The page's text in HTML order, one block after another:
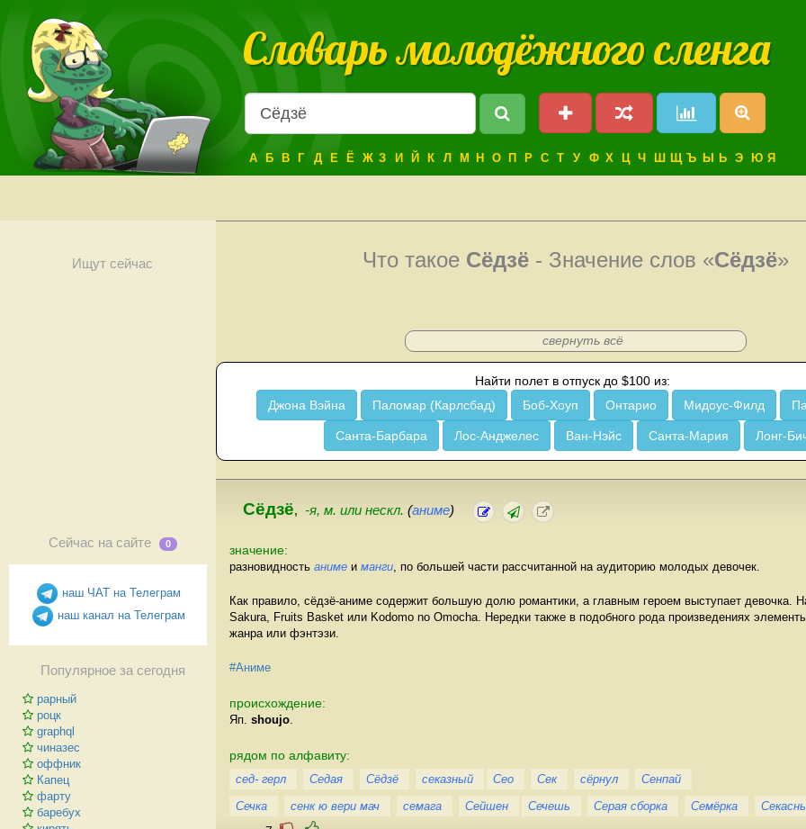
Словарь молодёжного сленга
А Б В Г Д Е Ё Ж З И Й К Л М Н О П Р С Т У Ф Х Ц Ч Ш Щ Ъ Ы Ь Э Ю Я
Ищут сейчас
Сейчас на сайте 0
наш ЧАТ на Телеграм
наш канал на Телеграм
Популярное за сегодня
рарный
роцк
graphql
чиназес
оффник
Капец
фарту
баребух
Что такое Сёдзё - Значение слов «Сёдзё»
свернуть всё
Найти полет в отпуск до $100 из:
Джона Вэйна
Паломар (Карлсбад) Боб-Хоуп Онтарио Мидоус-Филд
Санта-Барбара Лос-Анджелес Ван-Нэйс Санта-Мария Лонг-
Сёдзё, -я, м. или нескл. (аниме)
значение:
разновидность аниме и манги , по большей части рассчитанной на аудиторию молодых девочек.
Как правило, сёдзё-аниме содержит большую долю романтики, а главным героем выступает девочка.
Sakura, Fruits Basket или Kodomo no Omocha. Нередки также в подобного рода произведениях
жанра или фэнтэзи.
#Аниме
происхождение:
Яп. shoujo
рядом по алфавиту:
сед- герл Седая Сёдзё секазный Сео Сек сёрнул
Сенпай
Сечка
сенк ю вери мач семага Сейшен Сечешь Серая сборка Семёрка